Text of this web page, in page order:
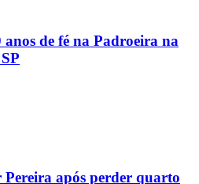
de fé na Padroeira na
após perder quarto